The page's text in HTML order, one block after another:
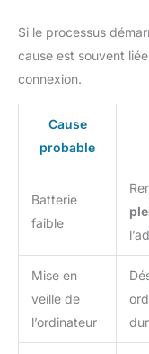
Si le processus
cause est souvent
connexion.
Cause
probable
Batterie
faible
Mise en
veille de
l’ordinateur